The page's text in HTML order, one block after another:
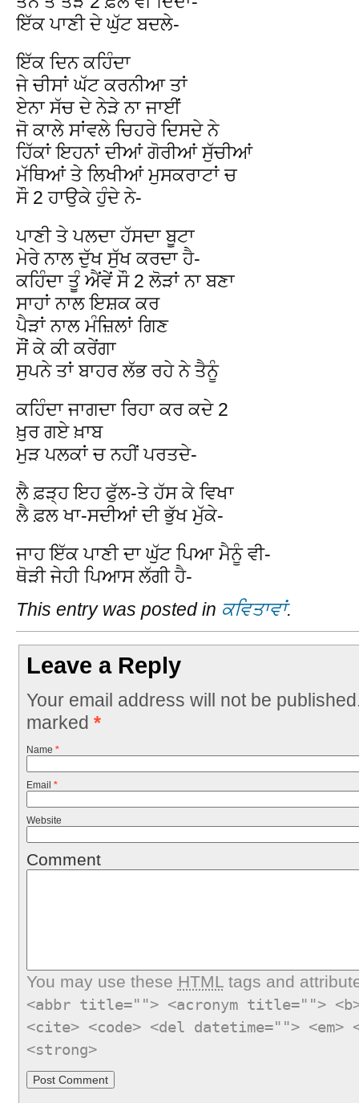
ਇੱਕ ਪਾਣੀ ਦੇ ਘੁੱਟ ਬਦਲੇ-
ਇੱਕ ਦਿਨ ਕਹਿੰਦਾ
ਜੇ ਚੀਸਾਂ ਘੱਟ ਕਰਨੀਆ ਤਾਂ
ਏਨਾ ਸੱਚ ਦੇ ਨੇੜੇ ਨਾ ਜਾਈਂ
ਜੋ ਕਾਲੇ ਸਾਂਵਲੇ ਚਿਹਰੇ ਦਿਸਦੇ ਨੇ
ਹਿੱਕਾਂ ਇਹਨਾਂ ਦੀਆਂ ਗੋਰੀਆਂ ਸੁੱਚੀਆਂ
ਮੱਥਿਆਂ ਤੇ ਲਿਖੀਆਂ ਮੁਸਕਰਾਟਾਂ ਚ
ਸੌ 2 ਹਾਉਕੇ ਹੁੰਦੇ ਨੇ-
ਪਾਣੀ ਤੇ ਪਲਦਾ ਹੱਸਦਾ ਬੂਟਾ
ਮੇਰੇ ਨਾਲ ਦੁੱਖ ਸੁੱਖ ਕਰਦਾ ਹੈ-
ਕਹਿੰਦਾ ਤੂੰ ਐਂਵੇਂ ਸੌ 2 ਲੋੜਾਂ ਨਾ ਬਣਾ
ਸਾਹਾਂ ਨਾਲ ਇਸ਼ਕ ਕਰ
ਪੈੜਾਂ ਨਾਲ ਮੰਜ਼ਿਲਾਂ ਗਿਣ
ਸੌਂ ਕੇ ਕੀ ਕਰੇਂਗਾ
ਸੁਪਨੇ ਤਾਂ ਬਾਹਰ ਲੱਭ ਰਹੇ ਨੇ ਤੈਨੂੰ
ਕਹਿੰਦਾ ਜਾਗਦਾ ਰਿਹਾ ਕਰ ਕਦੇ 2
ਖ਼ੁਰ ਗਏ ਖ਼ਾਬ
ਮੁੜ ਪਲਕਾਂ ਚ ਨਹੀਂ ਪਰਤਦੇ-
ਲੈ ਫ਼ੜ੍ਹ ਇਹ ਫੁੱਲ-ਤੇ ਹੱਸ ਕੇ ਵਿਖਾ
ਲੈ ਫ਼ਲ ਖਾ-ਸਦੀਆਂ ਦੀ ਭੁੱਖ ਮੁੱਕੇ-
ਜਾਹ ਇੱਕ ਪਾਣੀ ਦਾ ਘੁੱਟ ਪਿਆ ਮੈਨੂੰ ਵੀ-
ਥੋੜੀ ਜੇਹੀ ਪਿਆਸ ਲੱਗੀ ਹੈ-
This entry was posted in ਕਵਿਤਾਵਾਂ.
Leave a Reply
Your email address will not be
marked *
Name *
Email *
Website
Comment
You may use these HTMLtags and
<abbr title=""> <acronym title="">
<cite> <code> <del datetime="">
<strong>